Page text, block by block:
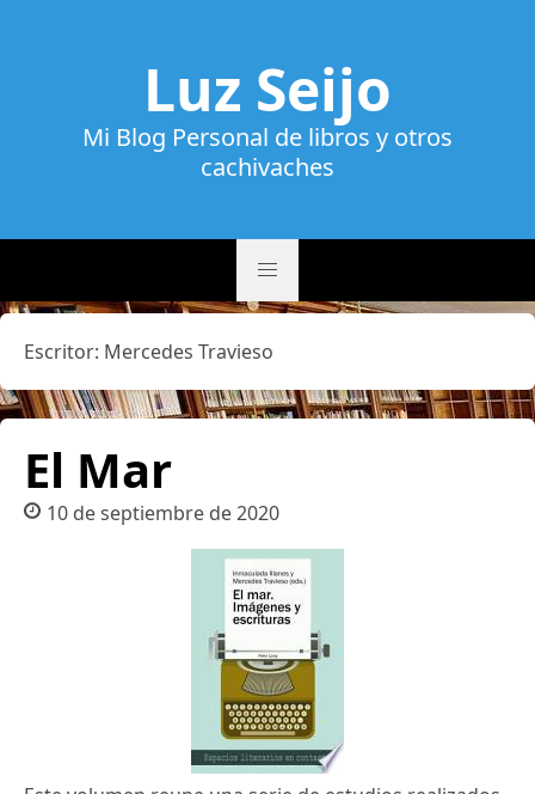
Luz Seijo
Mi Blog Personal de libros y otros
cachivaches
Escritor: Mercedes Travieso
El Mar
10 de septiembre de 2020